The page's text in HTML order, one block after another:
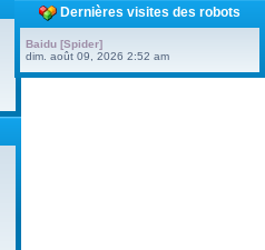
Dernières visites des robots
Baidu [Spider]
dim. août 09, 2026 2:52 am